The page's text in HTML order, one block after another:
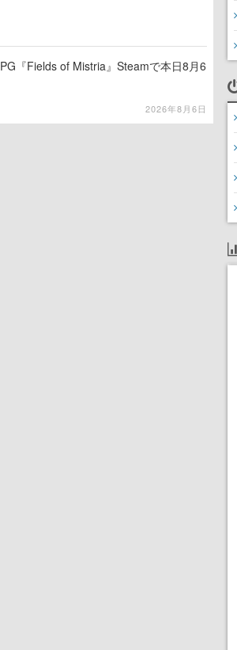
『Fields of Mistria』Steamで本日8月6
2026年8月6日